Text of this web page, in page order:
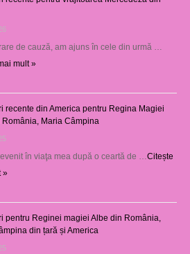
de cauză, am ajuns în cele din urmă …
mult »
recente din America pentru Regina Magiei
Maria Câmpina
în viaţa mea după o ceartă de … Citește
»
pentru Reginei magiei Albe din România,
din țară și America